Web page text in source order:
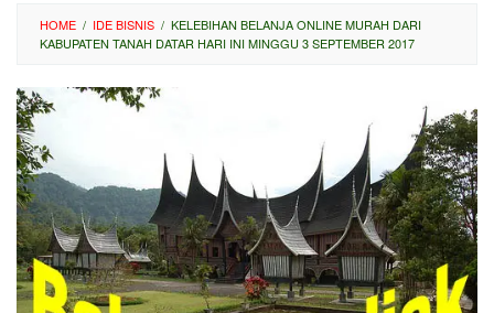
HOME / IDE BISNIS / KELEBIHAN BELANJA ONLINE MURAH DARI
KABUPATEN TANAH DATAR HARI INI MINGGU 3 SEPTEMBER 2017